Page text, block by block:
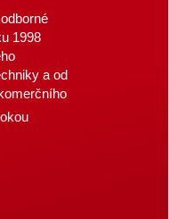
1998
a od